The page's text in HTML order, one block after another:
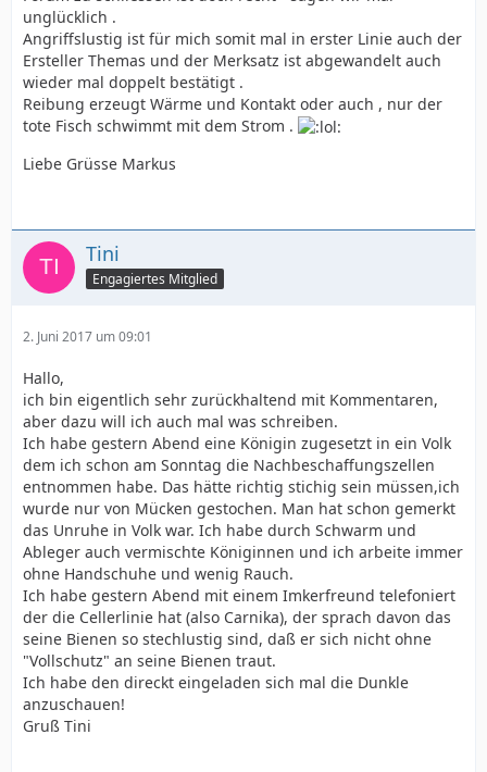
unglücklich .
Angriffslustig ist für mich somit mal in erster Linie auch der
Ersteller Themas und der Merksatz ist abgewandelt auch
wieder mal doppelt bestätigt .
Reibung erzeugt Wärme und Kontakt oder auch , nur der
tote Fisch schwimmt mit dem Strom .
Liebe Grüsse Markus
Tini
Engagiertes Mitglied
2. Juni 2017 um 09:01
Hallo,
ich bin eigentlich sehr zurückhaltend mit Kommentaren,
aber dazu will ich auch mal was schreiben.
Ich habe gestern Abend eine Königin zugesetzt in ein Volk
dem ich schon am Sonntag die Nachbeschaffungszellen
entnommen habe. Das hätte richtig stichig sein müssen,ich
wurde nur von Mücken gestochen. Man hat schon gemerkt
das Unruhe in Volk war. Ich habe durch Schwarm und
Ableger auch vermischte Königinnen und ich arbeite immer
ohne Handschuhe und wenig Rauch.
Ich habe gestern Abend mit einem Imkerfreund telefoniert
der die Cellerlinie hat (also Carnika), der sprach davon das
seine Bienen so stechlustig sind, daß er sich nicht ohne
"Vollschutz" an seine Bienen traut.
Ich habe den direckt eingeladen sich mal die Dunkle
anzuschauen!
Gruß Tini